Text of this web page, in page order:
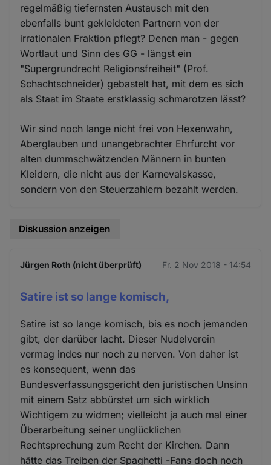
regelmäßig tiefernsten Austausch mit den
ebenfalls bunt gekleideten Partnern von der
irrationalen Fraktion pflegt? Denen man - gegen
Wortlaut und Sinn des GG - längst ein
"Supergrundrecht Religionsfreiheit" (Prof.
Schachtschneider) gebastelt hat, mit dem es sich
als Staat im Staate erstklassig schmarotzen lässt?
Wir sind noch lange nicht frei von Hexenwahn,
Aberglauben und unangebrachter Ehrfurcht vor
alten dummschwätzenden Männern in bunten
Kleidern, die nicht aus der Karnevalskasse,
sondern von den Steuerzahlern bezahlt werden.
Diskussion anzeigen
Jürgen Roth (nicht überprüft) Fr. 2 Nov 2018 - 14:54
Satire ist so lange komisch,
Satire ist so lange komisch, bis es noch jemanden
gibt, der darüber lacht. Dieser Nudelverein
vermag indes nur noch zu nerven. Von daher ist
es konsequent, wenn das
Bundesverfassungsgericht den juristischen Unsinn
mit einem Satz abbürstet um sich wirklich
Wichtigem zu widmen; vielleicht ja auch mal einer
Überarbeitung seiner unglücklichen
Rechtsprechung zum Recht der Kirchen. Dann
hätte das Treiben der Spaghetti -Fans doch noch